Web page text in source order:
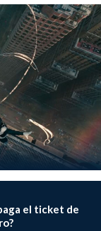
el ticket de